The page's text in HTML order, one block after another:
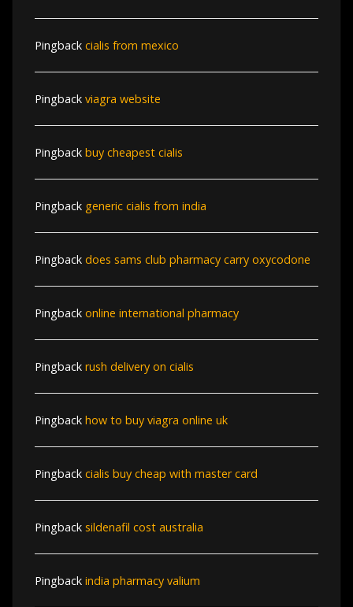
Pingback cialis from mexico
Pingback viagra website
Pingback buy cheapest cialis
Pingback generic cialis from india
Pingback does sams club pharmacy carry oxycodone
Pingback online international pharmacy
Pingback rush delivery on cialis
Pingback how to buy viagra online uk
Pingback cialis buy cheap with master card
Pingback sildenafil cost australia
Pingback india pharmacy valium